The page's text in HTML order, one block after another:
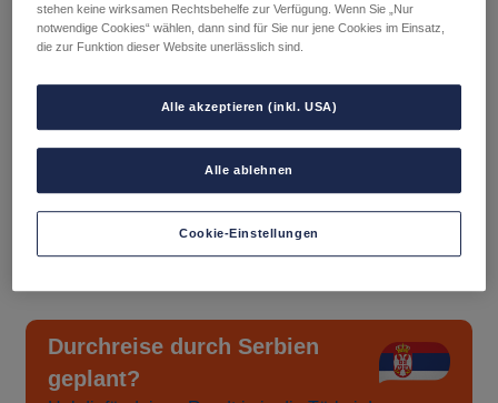
Mit eSIM (Voraussetzung: eSIM-fähiges Gerät)
Menge
In den Warenkorb
Durchreise durch Serbien
geplant?
stehen keine wirksamen Rechtsbehelfe zur Verfügung. Wenn Sie „Nur
notwendige Cookies“ wählen, dann sind für Sie nur jene Cookies im Einsatz,
die zur Funktion dieser Website unerlässlich sind.
Alle ablehnen
Alle akzeptieren (inkl. USA)
Cookie-Einstellungen